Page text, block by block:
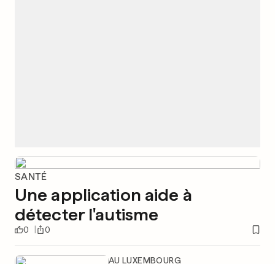
SANTÉ
Une application aide à
détecter l'autisme
0 0
AU LUXEMBOURG